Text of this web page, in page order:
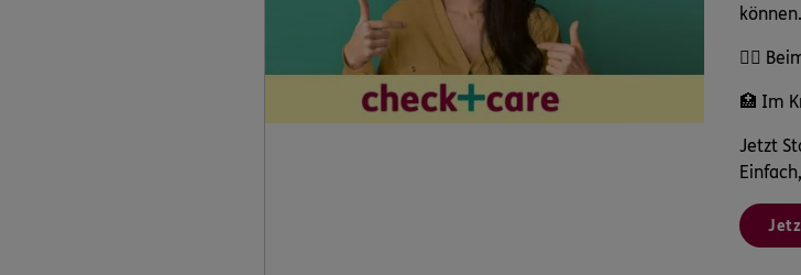
können.
👩‍⚕️
🏥 Im
Jetzt